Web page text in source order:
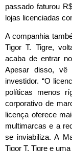
passado faturou
lojas licenciadas
A companhia
Tigor T. Tigre,
acaba de entrar
Apesar disso, vê
investidor. “O
políticas menos
corporativo de
licença oferece
multimarcas e a
se inviabiliza. A
Tigor T. Tigre e